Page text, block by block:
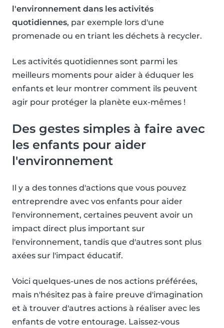
l'environnement dans les activités
quotidiennes, par exemple lors d'une
promenade ou en triant les déchets à recycler.
Les activités quotidiennes sont parmi les
meilleurs moments pour aider à éduquer les
enfants et leur montrer comment ils peuvent
agir pour protéger la planète eux-mêmes !
Des gestes simples à faire avec
les enfants pour aider
l'environnement
Il y a des tonnes d'actions que vous pouvez
entreprendre avec vos enfants pour aider
l'environnement, certaines peuvent avoir un
impact direct plus important sur
l'environnement, tandis que d'autres sont plus
axées sur l'impact éducatif.
Voici quelques-unes de nos actions préférées,
mais n'hésitez pas à faire preuve d'imagination
et à trouver d'autres actions à réaliser avec les
enfants de votre entourage. Laissez-vous